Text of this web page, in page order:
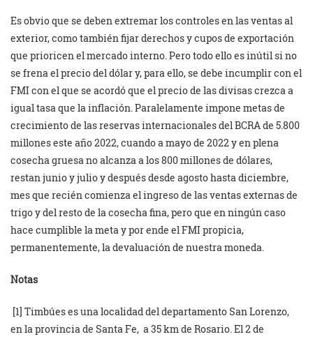
Es obvio que se deben extremar los controles en las ventas al
exterior, como también fijar derechos y cupos de exportación
que prioricen el mercado interno. Pero todo ello es inútil si no
se frena el precio del dólar y, para ello, se debe incumplir con el
FMI con el que se acordó que el precio de las divisas crezca a
igual tasa que la inflación. Paralelamente impone metas de
crecimiento de las reservas internacionales del BCRA de 5.800
millones este año 2022, cuando a mayo de 2022 y en plena
cosecha gruesa no alcanza a los 800 millones de dólares,
restan junio y julio y después desde agosto hasta diciembre,
mes que recién comienza el ingreso de las ventas externas de
trigo y del resto de la cosecha fina, pero que en ningún caso
hace cumplible la meta y por ende el FMI propicia,
permanentemente, la devaluación de nuestra moneda.
Notas
[1] Timbúes es una localidad del departamento San Lorenzo,
en la provincia de Santa Fe, a 35 km de Rosario. El 2 de